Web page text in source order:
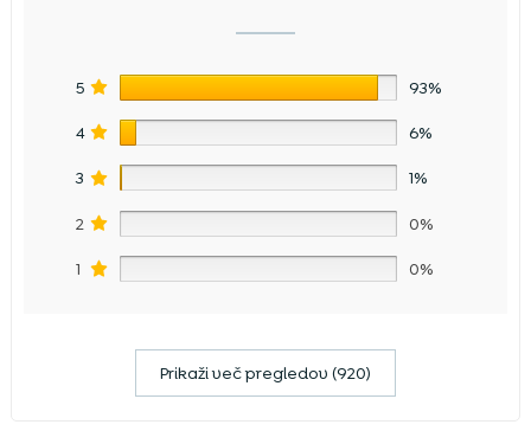
5 93%
4 6%
3 1%
2 0%
1 0%
Prikaži več pregledov (920)